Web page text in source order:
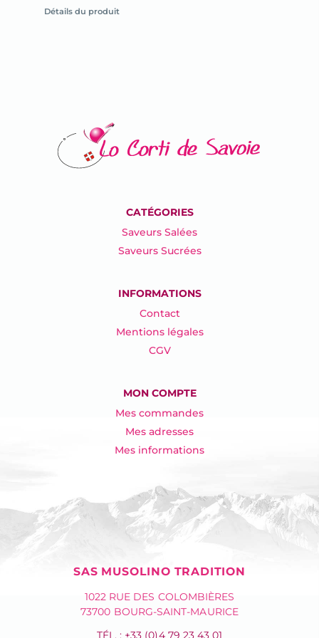
Détails du produit
CATÉGORIES
Saveurs Salées
Saveurs Sucrées
INFORMATIONS
Contact
Mentions légales
CGV
MON COMPTE
Mes commandes
Mes adresses
Mes informations
SAS MUSOLINO TRADITION
1022 RUE DES COLOMBIÈRES
73700 BOURG-SAINT-MAURICE
TÉL. : +33 (0)4 79 23 43 01